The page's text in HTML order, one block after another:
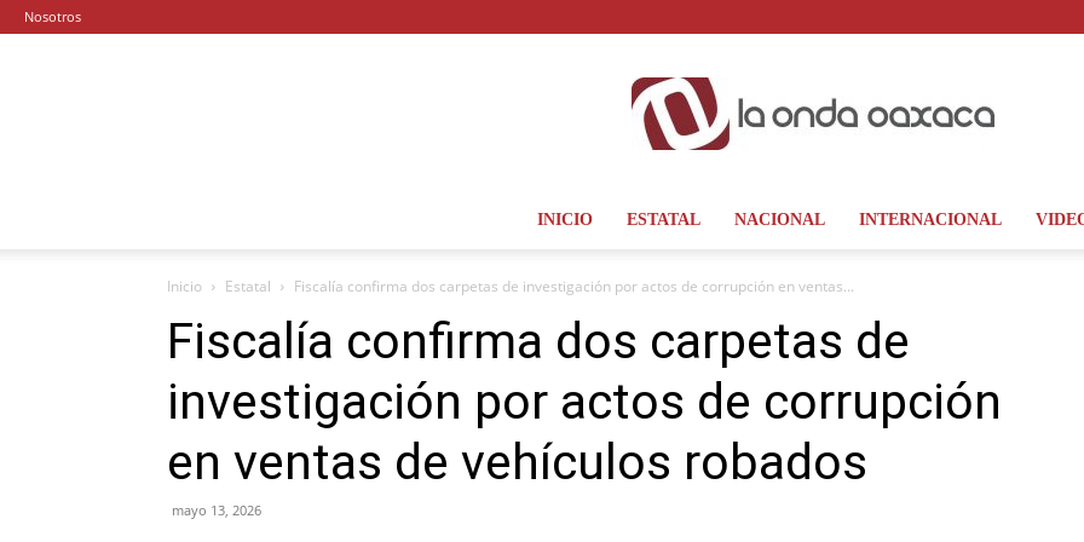
Nosotros
La
INICIO ESTATAL NACIONAL INTERNACIONAL
Inicio Estatal Fiscalía confirma dos carpetas de investigación por actos de corrupción en ventas...
Fiscalía confirma dos carpetas de
investigación por actos de corrupción
en ventas de vehículos robados
mayo 13, 2026